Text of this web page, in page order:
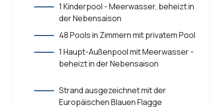
1 Kinderpool - Meerwasser, beheizt in
der Nebensaison
48 Pools in Zimmern mit privatem Pool
1 Haupt-Außenpool mit Meerwasser -
beheizt in der Nebensaison
Strand ausgezeichnet mit der
Europäischen Blauen Flagge